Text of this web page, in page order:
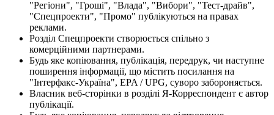
"Регіони", "Гроші", "Влада", "Вибори", "Тест-драйв",
"Спецпроекти", "Промо" публікуються на правах
реклами.
Розділ Спецпроекти створюється спільно з
комерційними партнерами.
Будь яке копіювання, публікація, передрук, чи наступне
поширення інформації, що містить посилання на
"Інтерфакс-Україна", EPA / UPG, суворо забороняється.
Власник веб-сторінки в розділі Я-Корреспондент є автор
публікації.